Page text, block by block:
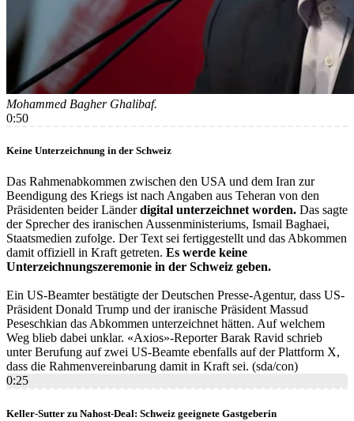
Mohammed Bagher Ghalibaf.
0:50
Keine Unterzeichnung in der Schweiz
Das Rahmenabkommen zwischen den USA und dem Iran zur
Beendigung des Kriegs ist nach Angaben aus Teheran von den
Präsidenten beider Länderdigital unterzeichnet worden. Das sagte
der Sprecher des iranischen Aussenministeriums, Ismail Baghaei,
Staatsmedien zufolge. Der Text sei fertiggestellt und das Abkommen
damit offiziell in Kraft getreten. Es werde keine
Unterzeichnungszeremonie in der Schweiz geben.
Ein US-Beamter bestätigte der Deutschen Presse-Agentur, dass US-
Präsident Donald Trump und der iranische Präsident Massud
Peseschkian das Abkommen unterzeichnet hätten. Auf welchem
Weg blieb dabei unklar. «Axios»-Reporter Barak Ravid schrieb
unter Berufung auf zwei US-Beamte ebenfalls auf der Plattform X,
dass die Rahmenvereinbarung damit in Kraft sei. (sda/con)
0:25
Keller-Sutter zu Nahost-Deal: Schweiz geeignete Gastgeberin